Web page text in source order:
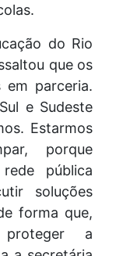
do Rio
que os
em parceria.
e Sudeste
Estarmos
porque
pública
soluções
forma que,
proteger a